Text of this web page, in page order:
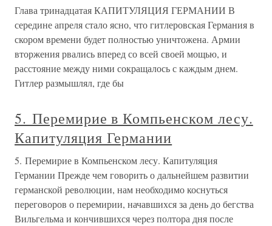
Глава тринадцатая КАПИТУЛЯЦИЯ ГЕРМАНИИ В
середине апреля стало ясно, что гитлеровская Германия в
скором времени будет полностью уничтожена. Армии
вторжения рвались вперед со всей своей мощью, и
расстояние между ними сокращалось с каждым днем.
Гитлер размышлял, где бы
5. Перемирие в Компьенском лесу.
Капитуляция Германии
5. Перемирие в Компьенском лесу. Капитуляция
Германии Прежде чем говорить о дальнейшем развитии
германской революции, нам необходимо коснуться
переговоров о перемирии, начавшихся за день до бегства
Вильгельма и кончившихся через полтора дня после